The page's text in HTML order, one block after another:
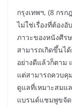
กรุงเทพฯ, (8 กร
ไม่ใช่เรื่องที่ต้อง
ภาวะของหนังศีร
สามารถเกิดขึ้นไ
อย่างดีแล้วก็ตาม
แต่สามารถควบคุ
ดูแลที่เหมาะสมแ
แบรนด์แชมพูขจั